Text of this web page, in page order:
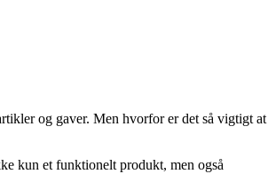
og gaver. Men hvorfor er det så vigtigt at
kun et funktionelt produkt, men også